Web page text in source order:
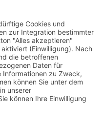
Potsdam e. V.